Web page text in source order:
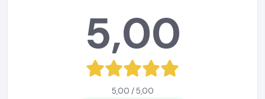
5,00
5,00 / 5,00